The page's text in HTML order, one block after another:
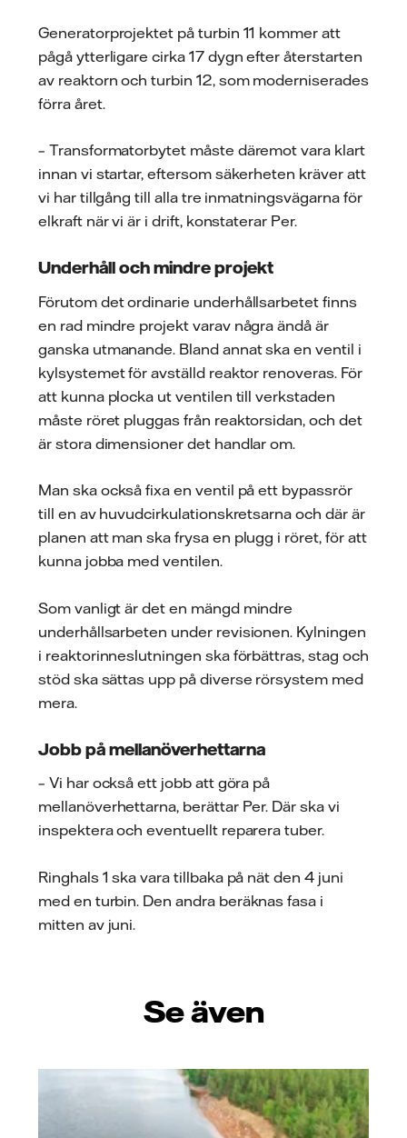
Generatorprojektet på turbin 11 kommer att
pågå ytterligare cirka 17 dygn efter återstarten
av reaktorn och turbin 12, som moderniserades
förra året.
– Transformatorbytet måste däremot vara klart
innan vi startar, eftersom säkerheten kräver att
vi har tillgång till alla tre inmatningsvägarna för
elkraft när vi är i drift, konstaterar Per.
Underhåll och mindre projekt
Förutom det ordinarie underhållsarbetet finns
en rad mindre projekt varav några ändå är
ganska utmanande. Bland annat ska en ventil i
kylsystemet för avställd reaktor renoveras. För
att kunna plocka ut ventilen till verkstaden
måste röret pluggas från reaktorsidan, och det
är stora dimensioner det handlar om.
Man ska också fixa en ventil på ett bypassrör
till en av huvudcirkulationskretsarna och där är
planen att man ska frysa en plugg i röret, för att
kunna jobba med ventilen.
Som vanligt är det en mängd mindre
underhållsarbeten under revisionen. Kylningen
i reaktorinneslutningen ska förbättras, stag och
stöd ska sättas upp på diverse rörsystem med
mera.
Jobb på mellanöverhettarna
– Vi har också ett jobb att göra på
mellanöverhettarna, berättar Per. Där ska vi
inspektera och eventuellt reparera tuber.
Ringhals 1 ska vara tillbaka på nät den 4 juni
med en turbin. Den andra beräknas fasa i
mitten av juni.
Se även